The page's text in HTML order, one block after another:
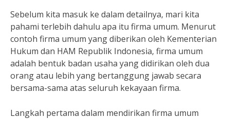
Sebelum kita masuk ke dalam detailnya, mari kita
pahami terlebih dahulu apa itu firma umum. Menurut
contoh firma umum yang diberikan oleh Kementerian
Hukum dan HAM Republik Indonesia, firma umum
adalah bentuk badan usaha yang didirikan oleh dua
orang atau lebih yang bertanggung jawab secara
bersama-sama atas seluruh kekayaan firma.
Langkah pertama dalam mendirikan firma umum